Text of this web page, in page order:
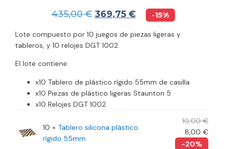
435,00€ 369,75 € -15%
Lote compuesto por 10 juegos de piezas ligeras y
tableros, y 10 relojes DGT 1002.
El lote contiene:
x10 Tablero de plástico rígido 55mm de casilla
x10 Piezas de plástico ligeras Staunton 5
x10 Relojes DGT 1002
10 × Tablero silicona plástico
rígido 55mm
10,00€
8,00 €
-20%